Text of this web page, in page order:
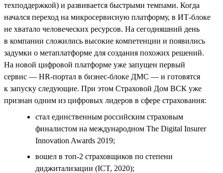
техподдержкой) и развивается быстрыми темпами. Когда
начался переход на микросервисную платформу, в ИТ-блоке
не хватало человеческих ресурсов. На сегодняшний день
в компании сложились высокие компетенции и появились
задумки о метаплатформе для создания похожих решений.
На новой цифровой платформе уже запущен первый
сервис — HR-портал в бизнес-блоке ДМС — и готовятся
к запуску следующие. При этом Страховой Дом ВСК уже
признан одним из цифровых лидеров в сфере страхования:
стал единственным российским страховым
финалистом на международном The Digital Insurer
Innovation Awards 2019;
вошел в топ-2 страховщиков по степени
диджитализации (ICT, 2020);